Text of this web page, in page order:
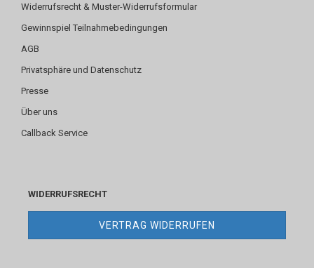
Widerrufsrecht & Muster-Widerrufsformular
Gewinnspiel Teilnahmebedingungen
AGB
Privatsphäre und Datenschutz
Presse
Über uns
Callback Service
WIDERRUFSRECHT
VERTRAG WIDERRUFEN